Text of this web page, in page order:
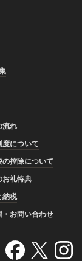
流れ
について
控除について
お礼特典
納税
・お問い合わせ